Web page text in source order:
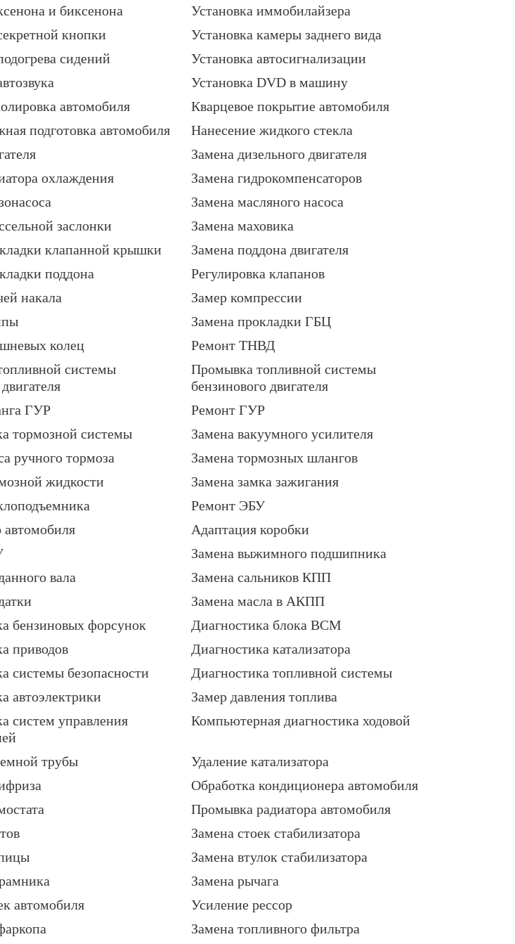
и биксенона
Установка иммобилайзера
кнопки
Установка камеры заднего вида
сидений
Установка автосигнализации
Установка DVD в машину
автомобиля
Кварцевое покрытие автомобиля
подготовка автомобиля
Нанесение жидкого стекла
Замена дизельного двигателя
охлаждения
Замена гидрокомпенсаторов
Замена масляного насоса
заслонки
Замена маховика
клапанной крышки
Замена поддона двигателя
поддона
Регулировка клапанов
накала
Замер компрессии
Замена прокладки ГБЦ
колец
Ремонт ТНВД
системы
Промывка топливной системы
бензинового двигателя
ГУР
Ремонт ГУР
тормозной системы
Замена вакуумного усилителя
ручного тормоза
Замена тормозных шлангов
жидкости
Замена замка зажигания
Ремонт ЭБУ
Адаптация коробки
Замена выжимного подшипника
вала
Замена сальников КПП
Замена масла в АКПП
бензиновых форсунок
Диагностика блока BCM
приводов
Диагностика катализатора
системы безопасности
Диагностика топливной системы
автоэлектрики
Замер давления топлива
систем управления
Компьютерная диагностика ходовой
трубы
Удаление катализатора
Обработка кондиционера автомобиля
Промывка радиатора автомобиля
Замена стоек стабилизатора
Замена втулок стабилизатора
Замена рычага
автомобиля
Усиление рессор
Замена топливного фильтра